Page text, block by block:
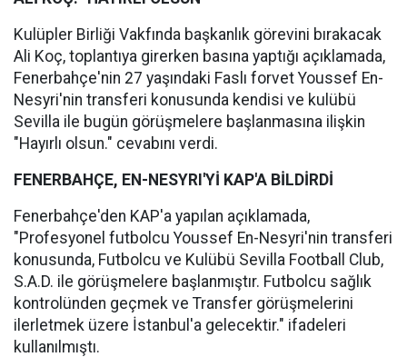
Kulüpler Birliği Vakfında başkanlık görevini bırakacak
Ali Koç, toplantıya girerken basına yaptığı açıklamada,
Fenerbahçe'nin 27 yaşındaki Faslı forvet Youssef En-
Nesyri'nin transferi konusunda kendisi ve kulübü
Sevilla ile bugün görüşmelere başlanmasına ilişkin
"Hayırlı olsun." cevabını verdi.
FENERBAHÇE, EN-NESYRI'Yİ KAP'A BİLDİRDİ
Fenerbahçe'den KAP'a yapılan açıklamada,
"Profesyonel futbolcu Youssef En-Nesyri'nin transferi
konusunda, Futbolcu ve Kulübü Sevilla Football Club,
S.A.D. ile görüşmelere başlanmıştır. Futbolcu sağlık
kontrolünden geçmek ve Transfer görüşmelerini
ilerletmek üzere İstanbul'a gelecektir." ifadeleri
kullanılmıştı.